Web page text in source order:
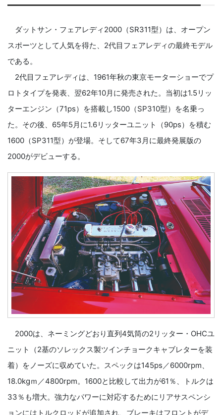
ダットサン・フェアレディ2000（SR311型）は、オープン
スポーツとして人気を得た、2代目フェアレディの最終モデル
である。
2代目フェアレディは、1961年秋の東京モーターショーでプ
ロトタイプを発表、翌62年10月に発売された。当初は1.5リッ
ターエンジン（71ps）を搭載し1500（SP310型）を名乗っ
た。その後、65年5月に1.6リッターユニット（90ps）を積む
1600（SP311型）が登場。そして67年3月に最終発展版の
2000がデビューする。
2000は、ネーミングどおり直列4気筒の2リッター・OHCユ
ニット（2基のソレックス製ツインチョークキャブレターを装
着）をノーズに収めていた。スペックは145ps／6000rpm、
18.0kgｍ／4800rpm。1600と比較して出力が61％、トルクは
33％も増大。強力なパワーに対応するためにリアサスペンシ
ョンにはトルクロッドが追加され、ブレーキはフロントがデ